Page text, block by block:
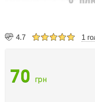
4.7 1
70 грн